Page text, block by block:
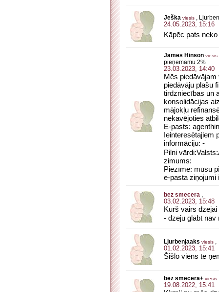
Ješka viesis ,
24.05.2023, 15:16
Kāpēc pats
James Hinson viesis
pieņemamu 2%
23.03.2023, 14:40
Mēs
piedāvāju plašu
tirdzniecības un
konsolidācijas
mājokļu
nekavējoties
E-pasts:
Ieinteresētajiem
informāciju: -
Pilni
zimums:
Piezīme: mūsu
e-pasta ziņojumi
bez smecera ,
03.02.2023, 15:48
Kurš vairs
- dzeju glābt
Ljurbenjaaks viesis ,
01.02.2023, 15:41
Šišlo viens te
bez smecera+ viesis
19.08.2022, 15:41